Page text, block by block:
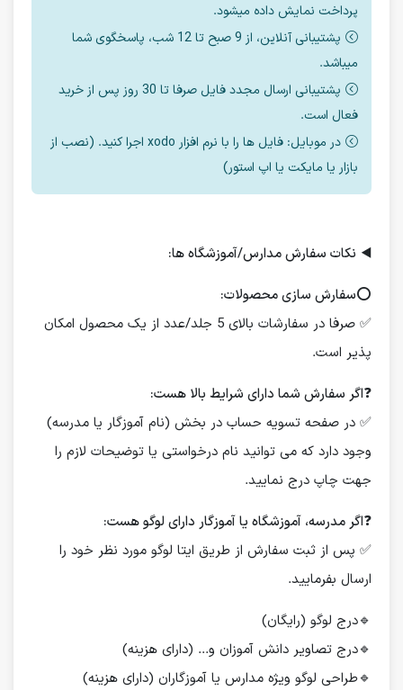
پرداخت نمایش داده میشود.
پشتیبانی آنلاین، از 9 صبح تا 12 شب، پاسخگوی شما
میباشد.
پشتیبانی ارسال مجدد فایل صرفا تا 30 روز پس از خرید
فعال است.
در موبایل: فایل ها را با نرم افزار xodo اجرا کنید. (نصب از
بازار یا مایکت یا اپ استور)
◀️ نکات سفارش مدارس/آموزشگاه ها:
⭕️سفارش سازی محصولات:
✅ صرفا در سفارشات بالای 5 جلد/عدد از یک محصول امکان
پذیر است.
❓اگر سفارش شما دارای شرایط بالا هست:
✅ در صفحه تسویه حساب در بخش (نام آموزگار یا مدرسه)
وجود دارد که می توانید نام درخواستی یا توضیحات لازم را
جهت چاپ درج نمایید.
❓اگر مدرسه، آموزشگاه یا آموزگار دارای لوگو هست:
✅ پس از ثبت سفارش از طریق ایتا لوگو مورد نظر خود را
ارسال بفرمایید.
🔹درج لوگو (رایگان)
🔹درج تصاویر دانش آموزان و... (دارای هزینه)
🔹طراحی لوگو ویژه مدارس یا آموزگاران (دارای هزینه)